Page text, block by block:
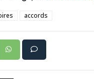
accords